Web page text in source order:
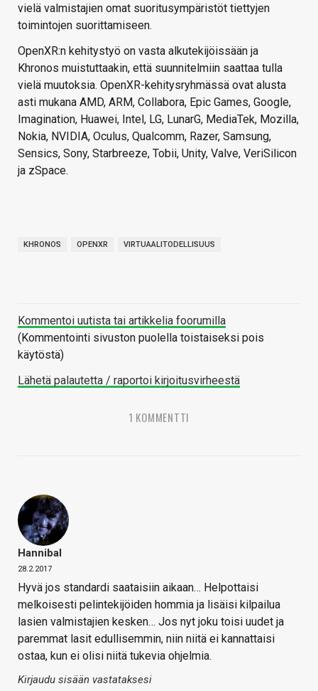
vielä valmistajien omat suoritusympäristöt tiettyjen
toimintojen suorittamiseen.
OpenXR:n kehitystyö on vasta alkutekijöissään ja
Khronos muistuttaakin, että suunnitelmiin saattaa tulla
vielä muutoksia. OpenXR-kehitysryhmässä ovat alusta
asti mukana AMD, ARM, Collabora, Epic Games, Google,
Imagination, Huawei, Intel, LG, LunarG, MediaTek, Mozilla,
Nokia, NVIDIA, Oculus, Qualcomm, Razer, Samsung,
Sensics, Sony, Starbreeze, Tobii, Unity, Valve, VeriSilicon
ja zSpace.
KHRONOS OPENXR VIRTUAALITODELLISUUS
Kommentoi uutista tai artikkelia foorumilla
(Kommentointi sivuston puolella toistaiseksi pois
käytöstä)
Lähetä palautetta / raportoi kirjoitusvirheestä
1 KOMMENTTI
Hannibal
28.2.2017
Hyvä jos standardi saataisiin aikaan… Helpottaisi
melkoisesti pelintekijöiden hommia ja lisäisi kilpailua
lasien valmistajien kesken… Jos nyt joku toisi uudet ja
paremmat lasit edullisemmin, niin niitä ei kannattaisi
ostaa, kun ei olisi niitä tukevia ohjelmia.
Kirjaudu sisään vastataksesi